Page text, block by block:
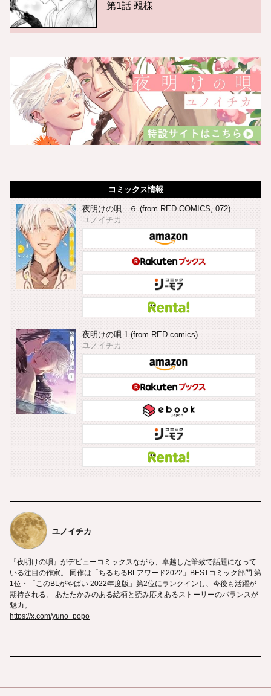
第1話 覡様
コミックス情報
夜明けの唄 ６ (from RED COMICS, 072)
ユノイチカ
夜明けの唄 1 (from RED comics)
ユノイチカ
ユノイチカ
『夜明けの唄』がデビューコミックスながら、卓越した筆致で話題になって
いる注目の作家。 同作は「ちるちるBLアワード2022」BESTコミック部門 第
1位・「このBLがやばい 2022年度版」第2位にランクインし、今後も活躍が
期待される。 あたたかみのある絵柄と読み応えあるストーリーのバランスが
魅力。
https://x.com/yuno_popo